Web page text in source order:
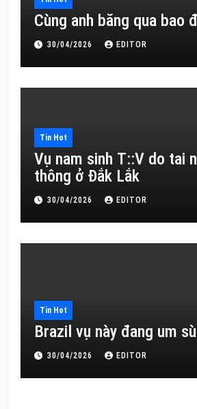
Cùng anh băng qua bao
30/04/2026 EDITOR
Tin Hot
Vụ nam sinh T::V do tai
thông ở Đắk Lắk
30/04/2026 EDITOR
Tin Hot
Brazil vụ này đang um
30/04/2026 EDITOR